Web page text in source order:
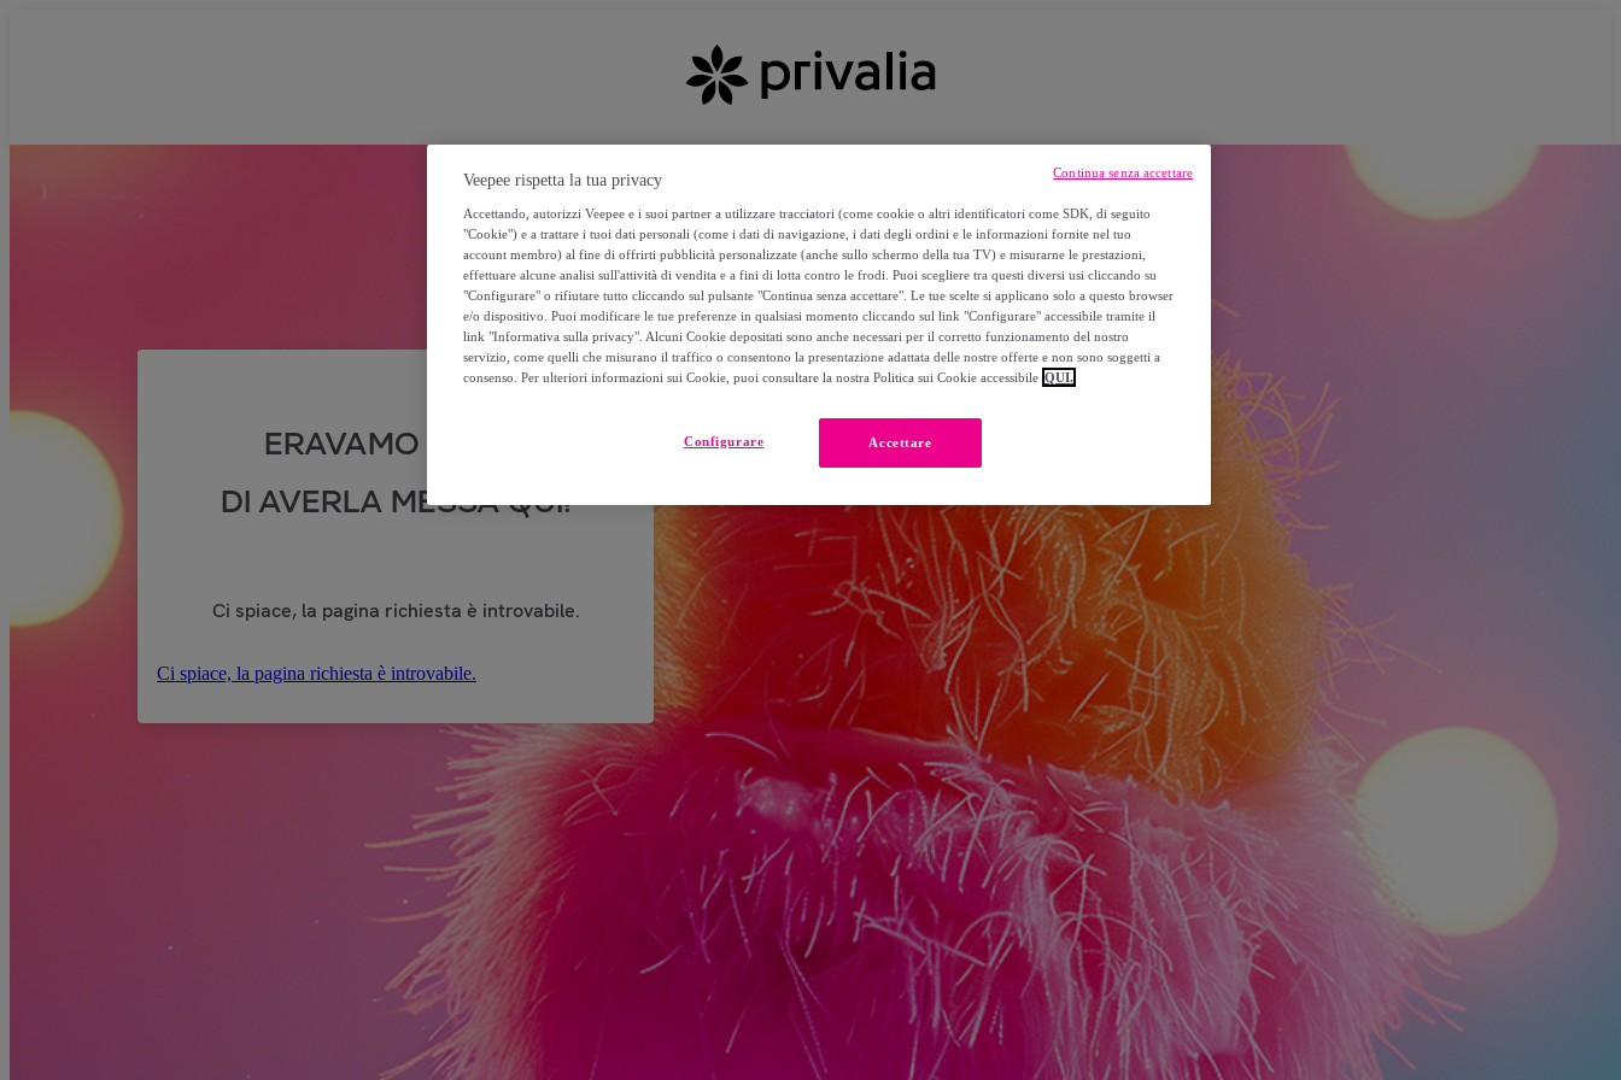
ERAVAMO SICURI
DI AVERLA MESSA QUI!
Ci spiace, la pagina richiesta è introvabile.
Ci spiace, la pagina richiesta è introvabile.
Veepee rispetta la tua privacy
Accettando, autorizzi Veepee e i suoi partner a utilizzare tracciatori (come cookie o altri identificatori come SDK, di seguito
"Cookie") e a trattare i tuoi dati personali (come i dati di navigazione, i dati degli ordini e le informazioni fornite nel tuo
account membro) al fine di offrirti pubblicità personalizzate (anche sullo schermo della tua TV) e misurarne le prestazioni,
effettuare alcune analisi sull'attività di vendita e a fini di lotta contro le frodi. Puoi scegliere tra questi diversi usi cliccando su
"Configurare" o rifiutare tutto cliccando sul pulsante "Continua senza accettare". Le tue scelte si applicano solo a questo browser
e/o dispositivo. Puoi modificare le tue preferenze in qualsiasi momento cliccando sul link "Configurare" accessibile tramite il
link "Informativa sulla privacy". Alcuni Cookie depositati sono anche necessari per il corretto funzionamento del nostro
servizio, come quelli che misurano il traffico o consentono la presentazione adattata delle nostre offerte e non sono soggetti a
consenso. Per ulteriori informazioni sui Cookie, puoi consultare la nostra Politica sui Cookie accessibile QUI.
Accettare
Configurare
Continua senza accettare